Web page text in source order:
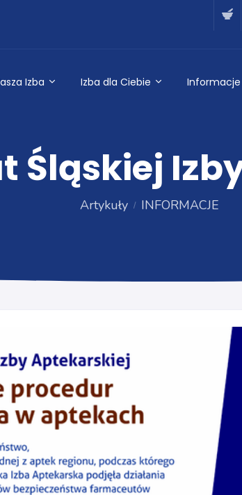
Izba Izba dla Ciebie Informacje
Śląskiej
Artykuły INFORMACJE